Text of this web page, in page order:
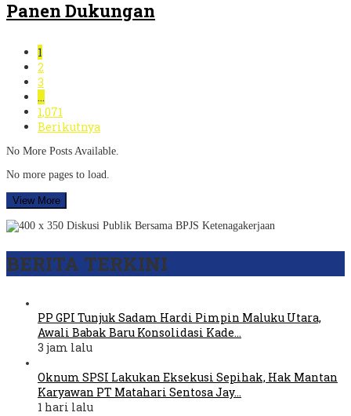
Panen Dukungan
1
2
3
…
1,071
Berikutnya
No More Posts Available.
No more pages to load.
View More
BERITA TERKINI
PP GPI Tunjuk Sadam Hardi Pimpin Maluku Utara,
Awali Babak Baru Konsolidasi Kade…
3 jam lalu
Oknum SPSI Lakukan Eksekusi Sepihak, Hak Mantan
Karyawan PT Matahari Sentosa Jay…
1 hari lalu